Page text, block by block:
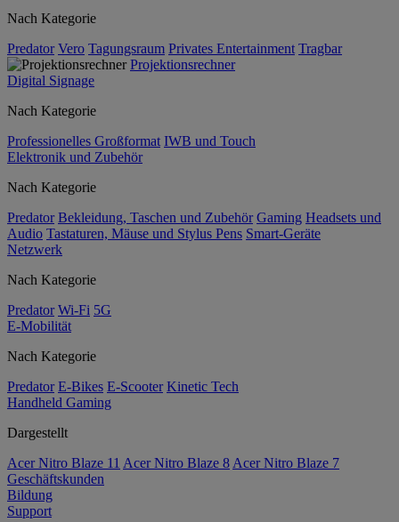
Nach Kategorie
Predator Vero Tagungsraum Privates Entertainment Tragbar
Projektionsrechner
Digital Signage
Nach Kategorie
Professionelles Großformat IWB und Touch
Elektronik und Zubehör
Nach Kategorie
Predator Bekleidung, Taschen und Zubehör Gaming Headsets und
Audio Tastaturen, Mäuse und Stylus Pens Smart-Geräte
Netzwerk
Nach Kategorie
Predator Wi-Fi 5G
E-Mobilität
Nach Kategorie
Predator E-Bikes E-Scooter Kinetic Tech
Handheld Gaming
Dargestellt
Acer Nitro Blaze 11 Acer Nitro Blaze 8 Acer Nitro Blaze 7
Geschäftskunden
Bildung
Support